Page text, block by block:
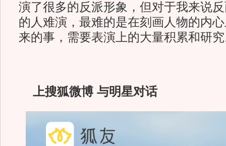
演了很多的反派形象，但对于我来说
的人难演，最难的是在刻画人物的内
来的事，需要表演上的大量积累和研
上搜狐微博 与明星对话